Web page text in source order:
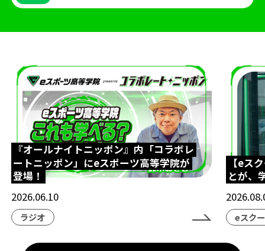
『オールナイトニッポン』内「コラボレ
ートニッポン」にeスポーツ高等学院が
登場！
2026.06.10
ラジオ
【eス
とが、
eスク